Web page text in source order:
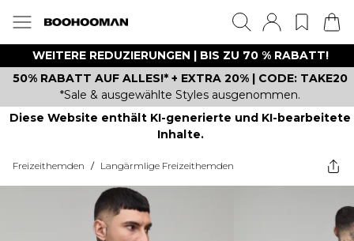
WEITERE REDUZIERUNGEN | BIS ZU 70 % RABATT!
50% RABATT AUF ALLES!* + EXTRA 20% | CODE: TAKE20
*Sale & ausgewählte Styles ausgenommen.
Diese Website enthält KI-generierte und KI-bearbeitete
Inhalte.
Freizeithemden / Langärmlige Freizeithemden